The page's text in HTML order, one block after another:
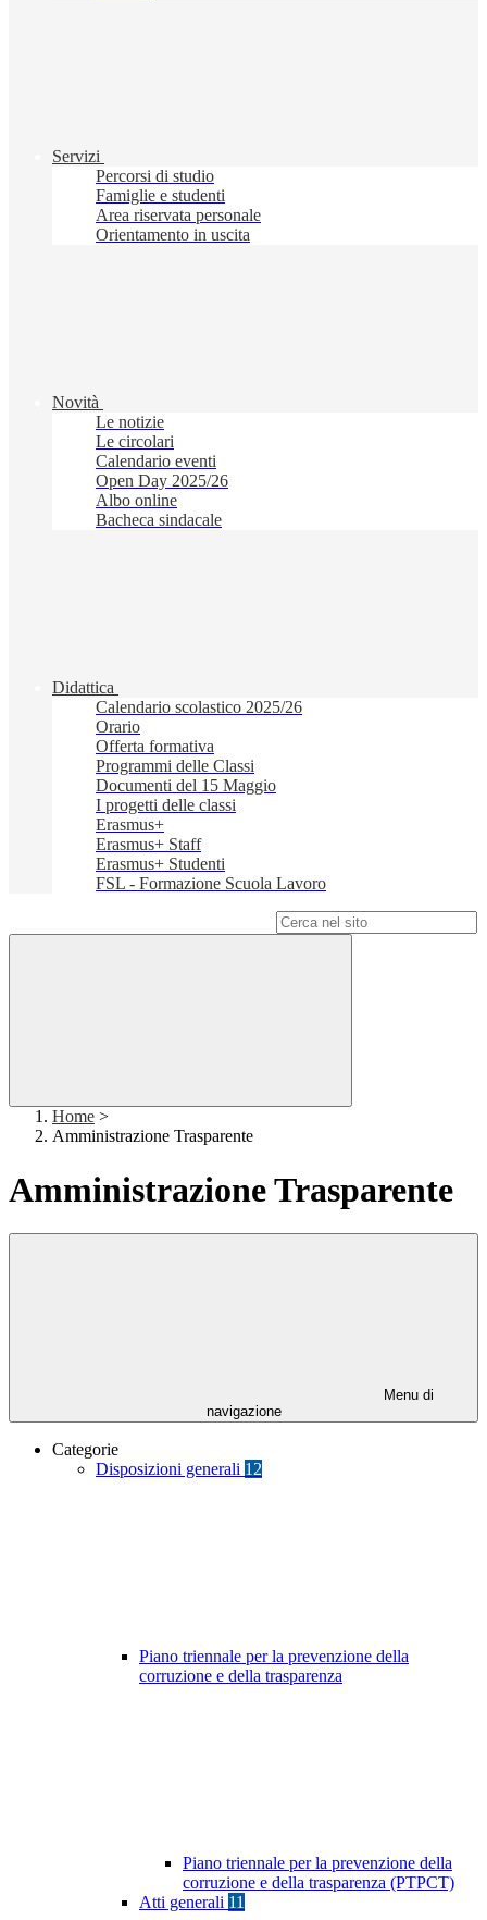
Servizi
Percorsi di studio
Famiglie e studenti
Area riservata personale
Orientamento in uscita
Novità
Le notizie
Le circolari
Calendario eventi
Open Day 2025/26
Albo online
Bacheca sindacale
Didattica
Calendario scolastico 2025/26
Orario
Offerta formativa
Programmi delle Classi
Documenti del 15 Maggio
I progetti delle classi
Erasmus+
Erasmus+ Staff
Erasmus+ Studenti
FSL - Formazione Scuola Lavoro
Home >
Amministrazione Trasparente
Amministrazione Trasparente
Menu di
navigazione
Categorie
Disposizioni generali 12
Piano triennale per la prevenzione della
corruzione e della trasparenza
Piano triennale per la prevenzione della
corruzione e della trasparenza (PTPCT)
Atti generali 11